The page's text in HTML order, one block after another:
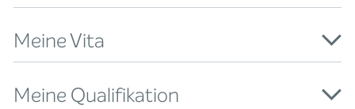
Meine Vita
Meine Qualifikation